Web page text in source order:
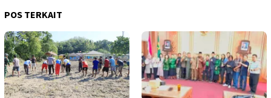
POS TERKAIT